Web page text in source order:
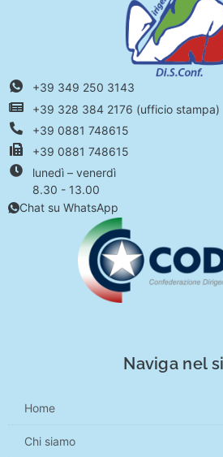
+39 349 250 3143
+39 328 384 2176 (ufficio stampa)
+39 0881 748615
+39 0881 748615
lunedì – venerdì
8.30 - 13.00
Chat su WhatsApp
Naviga nel
Home
Chi siamo